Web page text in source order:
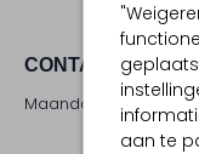
aan te
CONTACT
Maandag - zaterdag